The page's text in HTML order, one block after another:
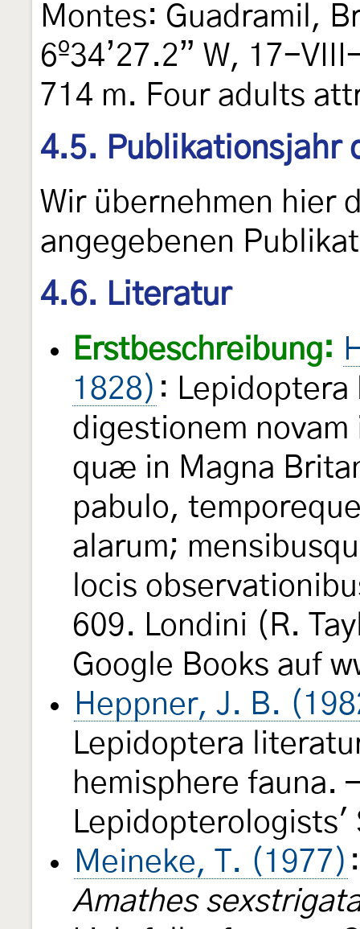
Montes: Guadramil,
6º34’27.2” W, 17-
714 m. Four adults
4.5. Publikationsjahr
Wir übernehmen hier
angegebenen
4.6. Literatur
Erstbeschreibung:
1828) :
digestionem
quæ in Magna
pabulo,
alarum;
locis
609. Londini (R.
Google Books auf
Heppner, J. B.
Lepidoptera
hemisphere fauna.
Meineke, T. (1977)
Amathes